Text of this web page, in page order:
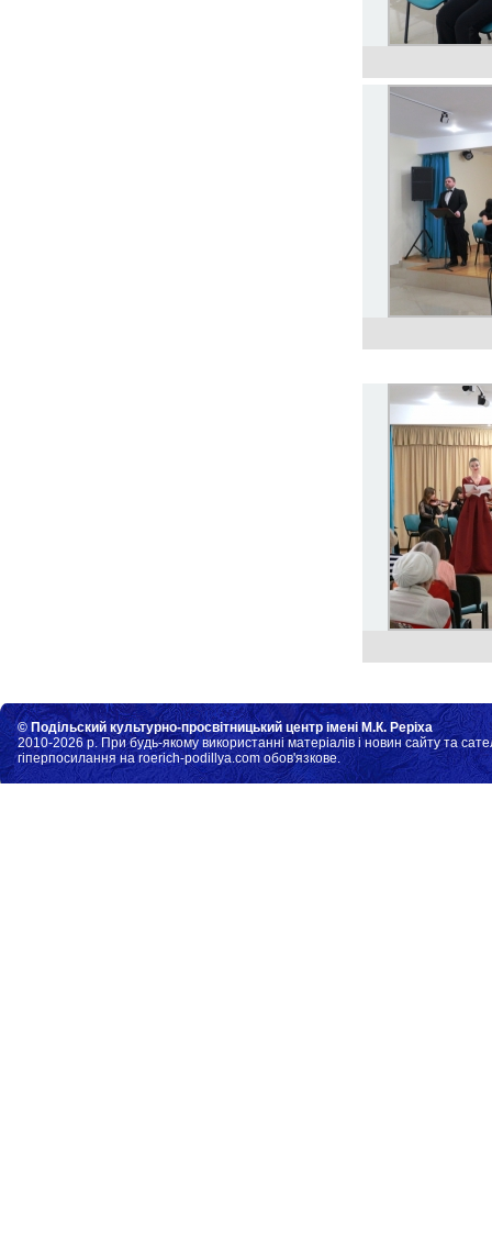
© Подільский культурно-просвітницький центр імені М.К. Реріха
2010-2026 р. При будь-якому використанні матеріалів і новин сайту та
гіперпосилання на roerich-podillya.com обов'язкове.